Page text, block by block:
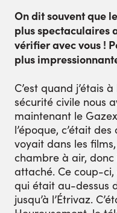
On dit souvent que
plus spectaculaires
vérifier avec vous !
plus
C’est quand j’étais
sécurité civile nous
maintenant le
l’époque, c’était
voyait dans les
chambre à air,
attaché. Ce coup-
qui était au-dessus
jusqu’à l’Étrivaz.